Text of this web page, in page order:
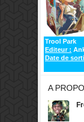
Trool Park
Editeur :
Date de
A